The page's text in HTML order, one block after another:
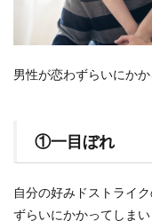
男性が恋わずらいにか
①一目ぼれ
自分の好みドストライク
ずらいにかかってしまい